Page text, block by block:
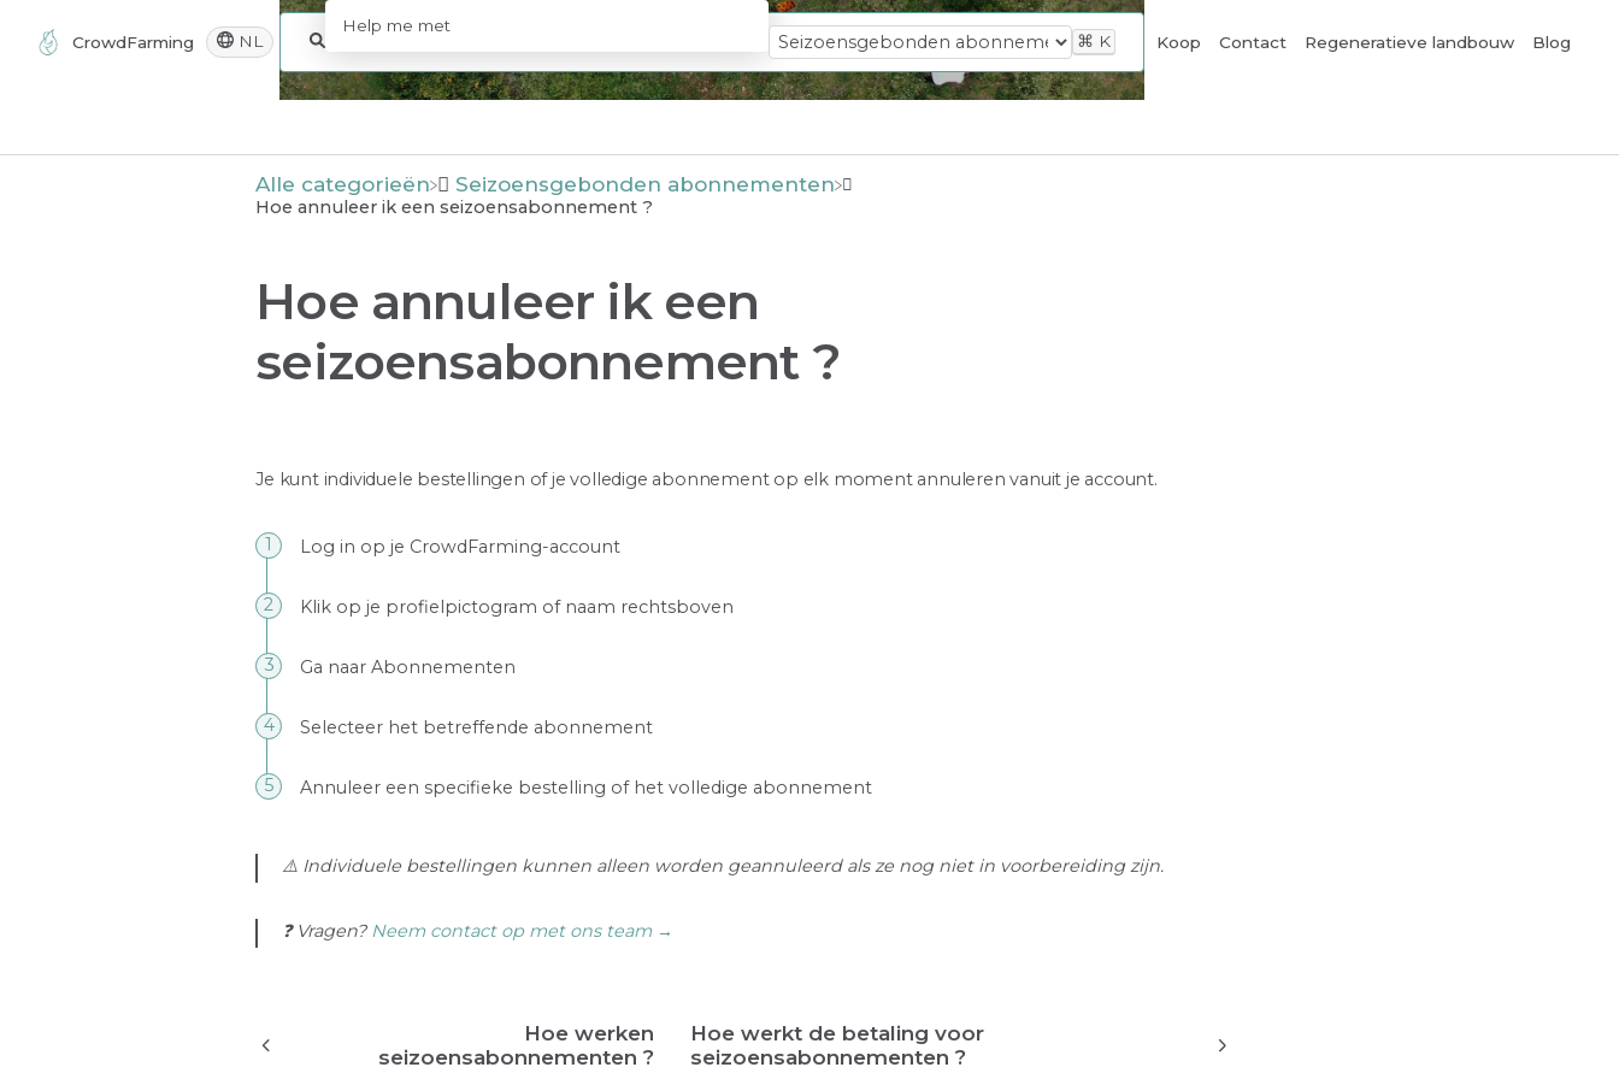
CrowdFarming NL ⌘ K Koop Contact Regeneratieve landbouw Blog
Alle categorieën ​Seizoensgebonden abonnementen
Hoe annuleer ik een seizoensabonnement ?
Hoe annuleer ik een
seizoensabonnement ?
Je kunt individuele bestellingen of je volledige abonnement op elk moment annuleren vanuit je account.
Log in op je CrowdFarming-account
Klik op je profielpictogram of naam rechtsboven
Ga naar Abonnementen
Selecteer het betreffende abonnement
Annuleer een specifieke bestelling of het volledige abonnement
⚠️ Individuele bestellingen kunnen alleen worden geannuleerd als ze nog niet in voorbereiding zijn.
❓ Vragen? Neem contact op met ons team →
Hoe werken
seizoensabonnementen ?
Hoe werkt de betaling voor
seizoensabonnementen ?